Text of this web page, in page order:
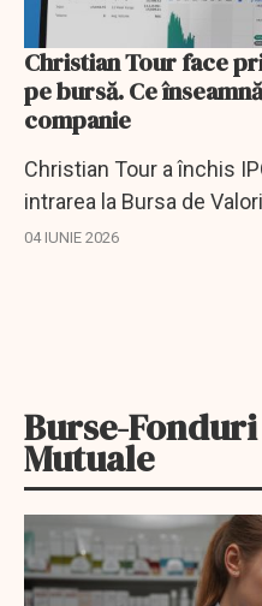
Christian Tour face
pe bursă. Ce
companie
Christian Tour a închis
intrarea la Bursa de
poate încasa circa 119
04 IUNIE 2026
Burse-Fonduri
Mutuale